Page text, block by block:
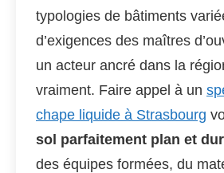
typologies de bâtiments
d’exigences des maîtres
un acteur ancré dans la
vraiment. Faire appel à un
chape liquide à Strasbourg
sol parfaitement plan et
des équipes formées, du